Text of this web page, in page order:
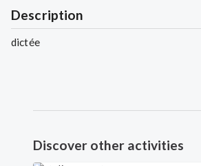
Description
dictée
Discover other activities